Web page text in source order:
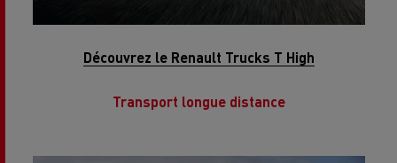
Découvrez le Renault Trucks T High
Transport longue distance